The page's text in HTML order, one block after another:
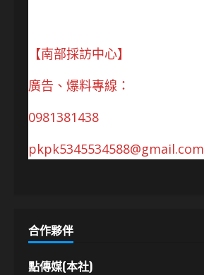
【南部採訪中心】
廣告、爆料專線：
0981381438
pkpk5345534588@gmail.com
合作夥伴
點傳媒(本社)